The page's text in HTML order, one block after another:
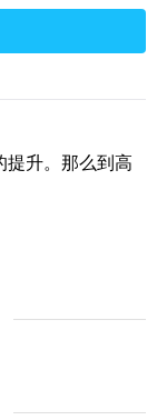
升。那么到高